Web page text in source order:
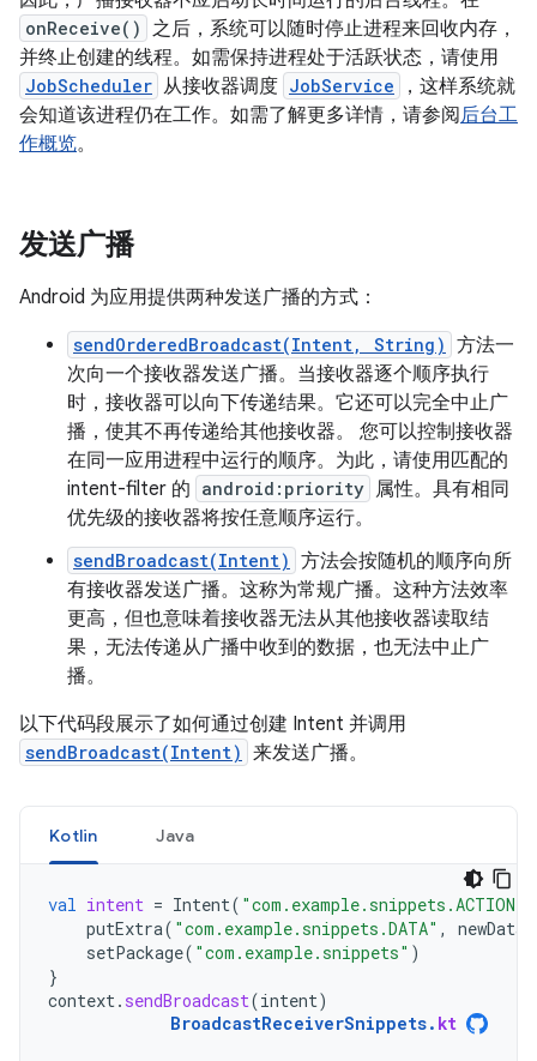
onReceive() 之后，系统可以随时停止进程来回收内存，
并终止创建的线程。如需保持进程处于活跃状态，请使用
JobScheduler 从接收器调度 JobService
，这样系统就
会知道该进程仍在工作。如需了解更多详情，请参阅后台工
作概览。
发送广播
Android 为应用提供两种发送广播的方式：
sendOrderedBroadcast(Intent, String) 方法一
次向一个接收器发送广播。当接收器逐个顺序执行
时，接收器可以向下传递结果。它还可以完全中止广
播，使其不再传递给其他接收器。 您可以控制接收器
在同一应用进程中运行的顺序。为此，请使用匹配的
intent-filter 的 android:priority 属性。具有相同
优先级的接收器将按任意顺序运行。
sendBroadcast(Intent) 方法会按随机的顺序向所
有接收器发送广播。这称为常规广播。这种方法效率
更高，但也意味着接收器无法从其他接收器读取结
果，无法传递从广播中收到的数据，也无法中止广
播。
以下代码段展示了如何通过创建 Intent 并调用
sendBroadcast(Intent) 来发送广播。
Kotlin Java
val intent = Intent(
putExtra( "com.example.snippets.DATA" , newData
setPackage( "com.example.snippets" )
}
context. sendBroadcast(intent)
BroadcastReceiverSnippets. kt